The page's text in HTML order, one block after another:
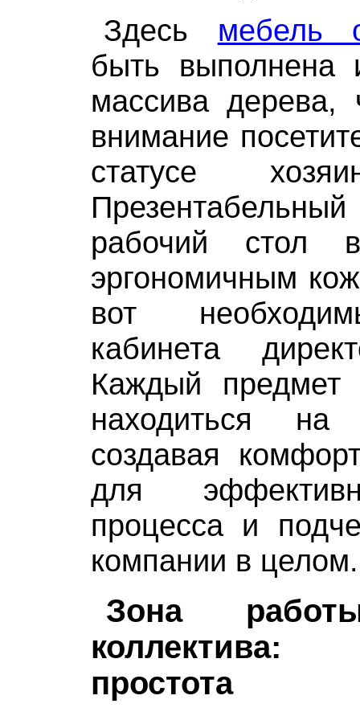
Здесь мебель
быть выполнена
массива дерева,
внимание
статусе
рабочий стол
эргономичным
вот
кабинета
Каждый
находиться
создавая
для
процесса и
компании в целом.
Зона
простота